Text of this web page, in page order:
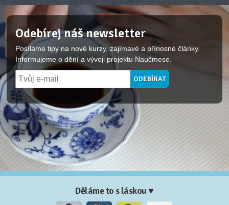
Odebírej náš newsletter
Posíláme tipy na nové kurzy, zajímavé a přínosné články.
Informujeme o dění a vývoji projektu Naučmese.
Děláme to s láskou ♥